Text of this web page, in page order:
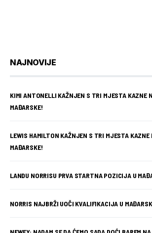
NAJNOVIJE
KIMI ANTONELLI KAŽNJEN S TRI MJESTA KAZNE
MAĐARSKE!
LEWIS HAMILTON KAŽNJEN S TRI MJESTA KAZNE
MAĐARSKE!
LANDU NORRISU PRVA STARTNA POZICIJA U
NORRIS NAJBRŽI UOČI KVALIFIKACIJA U